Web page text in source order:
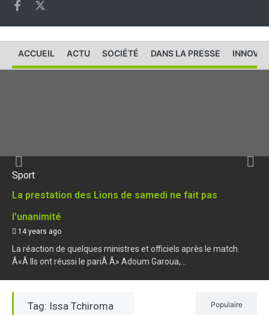
ACCUEIL ACTU SOCIÉTÉ DANS LA PRESSE
Sport
La prestation des Lions de samedi ne fait pas
l'unanimité
14 years ago
La réaction de quelques ministres et officiels après le match.
Â«Â Ils ont réussi le pariÂ Â» Adoum Garoua,...
Tag: Issa Tchiroma Populaire